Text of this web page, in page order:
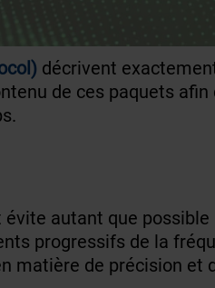
décrivent
de ces paquets
autant que
progressifs de la
matière de précision et